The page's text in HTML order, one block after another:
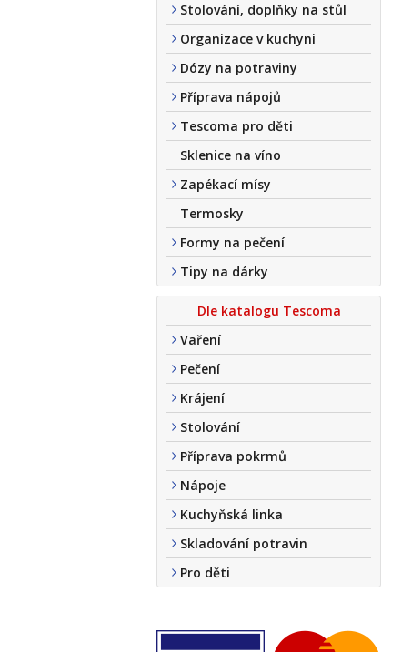
Stolování, doplňky na stůl
Organizace v kuchyni
Dózy na potraviny
Příprava nápojů
Tescoma pro děti
Sklenice na víno
Zapékací mísy
Termosky
Formy na pečení
Tipy na dárky
Dle katalogu Tescoma
Vaření
Pečení
Krájení
Stolování
Příprava pokrmů
Nápoje
Kuchyňská linka
Skladování potravin
Pro děti